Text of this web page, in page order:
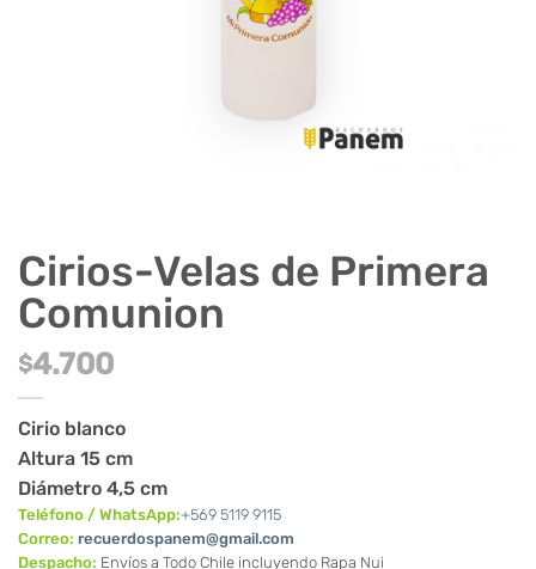
Cirios-Velas de Primera
Comunion
$4.700
Cirio blanco
Altura 15 cm
Diámetro 4,5 cm
Teléfono / WhatsApp:+569 5119 9115
Correo: recuerdospanem@gmail.com
Despacho: Envíos a Todo Chile incluyendo Rapa Nui